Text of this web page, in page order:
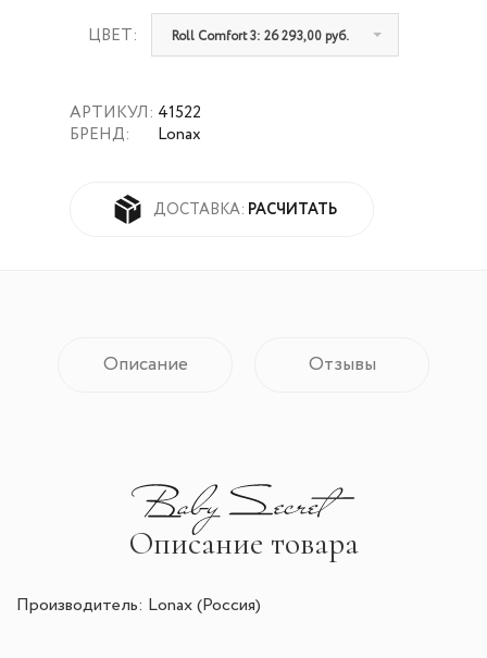
АРТИКУЛ:
БРЕНД:
41522
Lonax
ДОСТАВКА: РАСЧИТАТЬ
ЦВЕТ: Roll Comfort 3: 26 293,00 руб.
Описание Отзывы
Описание товара
Производитель: Lonax (Россия)